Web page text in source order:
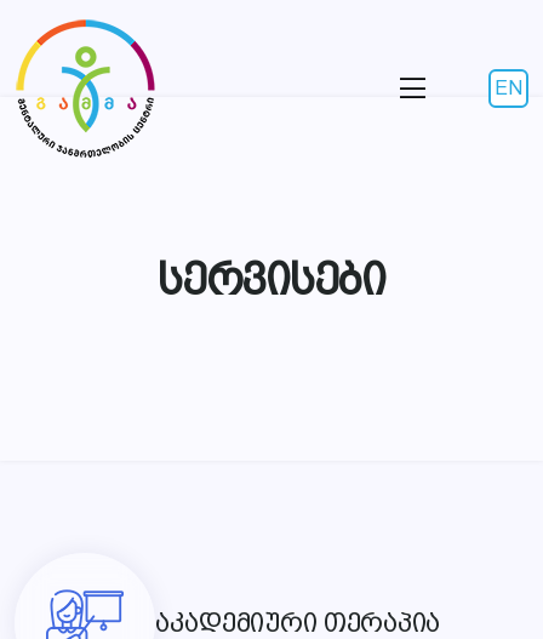
EN
სერვისები
აკადემიური თერაპია